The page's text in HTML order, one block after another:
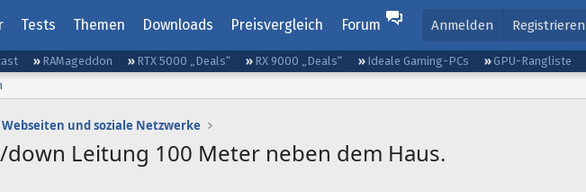
Tests Themen Downloads Preisvergleich Forum Anmelden Registrieren
RAMageddon RTX 5000 „Deals“ RX 9000 „Deals“ Ideale Gaming-PCs GPU-Rangliste
Webseiten und soziale Netzwerke
Leitung 100 Meter neben dem Haus.